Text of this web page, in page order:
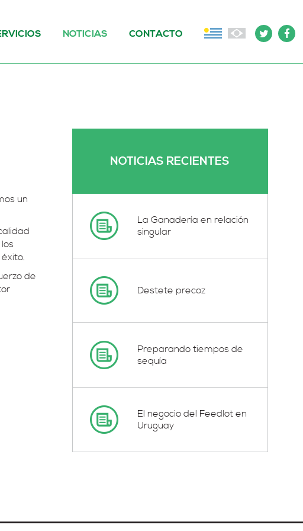
NOTICIAS CONTACTO
un
de
NOTICIAS RECIENTES
La Ganadería en relación
singular
Destete precoz
Preparando tiempos de
sequía
El negocio del Feedlot en
Uruguay